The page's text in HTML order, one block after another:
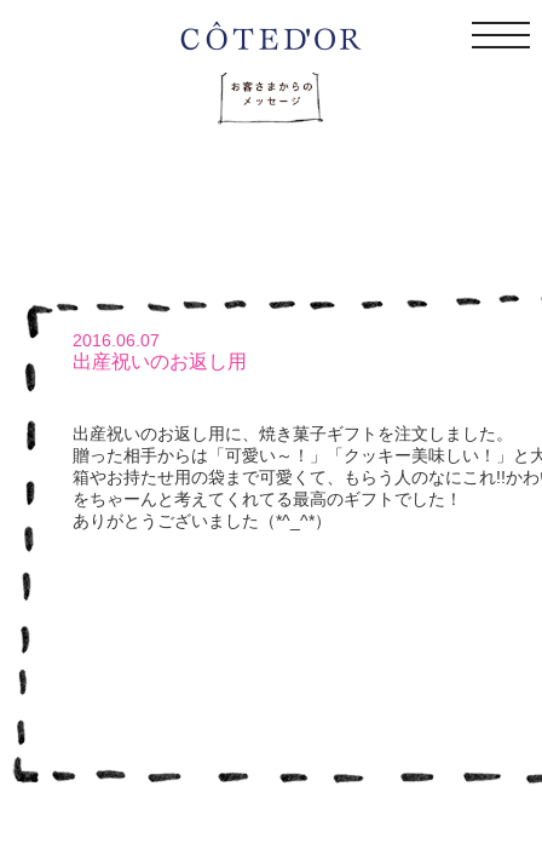
2016.06.07
出産祝いのお返し用
出産祝いのお返し用に、焼き菓子ギフトを注文しました。
贈った相手からは「可愛い～！」「クッキー美味しい！」と
箱やお持たせ用の袋まで可愛くて、もらう人のなにこれ!!か
をちゃーんと考えてくれてる最高のギフトでした！
ありがとうございました（*^_^*）